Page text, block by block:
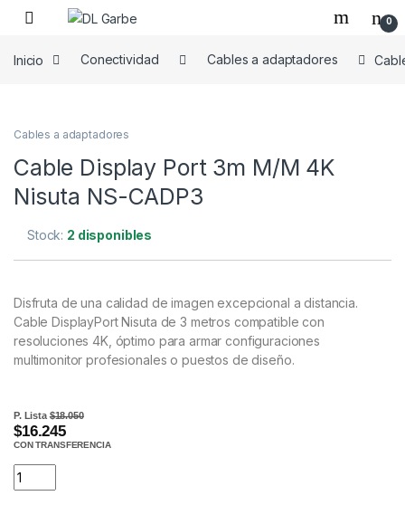
0
Inicio Conectividad Cables a adaptadores
Cables a adaptadores
Cable Display Port 3m M/M 4K
Nisuta NS-CADP3
Stock: 2 disponibles
Disfruta de una calidad de imagen excepcional a distancia.
Cable DisplayPort Nisuta de 3 metros compatible con
resoluciones 4K, óptimo para armar configuraciones
multimonitor profesionales o puestos de diseño.
P. Lista$18.050
$16.245
CON TRANSFERENCIA